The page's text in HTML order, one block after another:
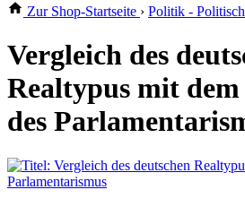
Zur Shop-Startseite › Politik -
Vergleich des
Realtypus mit
des